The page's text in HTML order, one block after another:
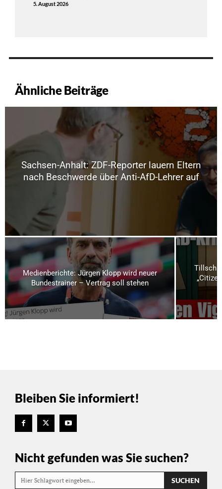
5. August 2026
Ähnliche Beiträge
Sachsen-Anhalt: ZDF-Reporter lauern Eltern
nach Beschwerde über Anti-AfD-Lehrer auf
Medienberichte: Jürgen Klopp wird neuer
Bundestrainer – Vertrag soll stehen
Bleiben Sie informiert!
Nicht gefunden was Sie suchen?
Hier Schlagwort eingeben… SUCHEN